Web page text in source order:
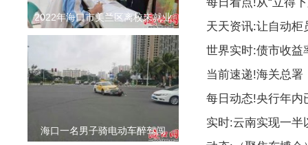
2022年海口市美兰区离校未就业
海口一名男子骑电动车醉驾闯
天天资讯:让自动柜
世界实时:债市收益
当前速递!海关总署
每日动态!央行年内
实时:云南实现一半